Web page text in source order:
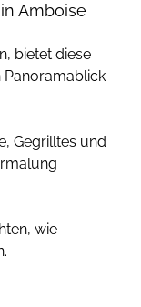
Amboise
bietet diese
Panoramablick
Gegrilltes und
wie